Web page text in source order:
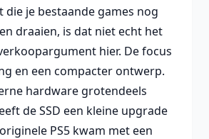
je bestaande games nog
draaien, is dat niet echt het
hier. De focus
en een compacter ontwerp.
hardware grotendeels
de SSD een kleine upgrade
PS5 kwam met een